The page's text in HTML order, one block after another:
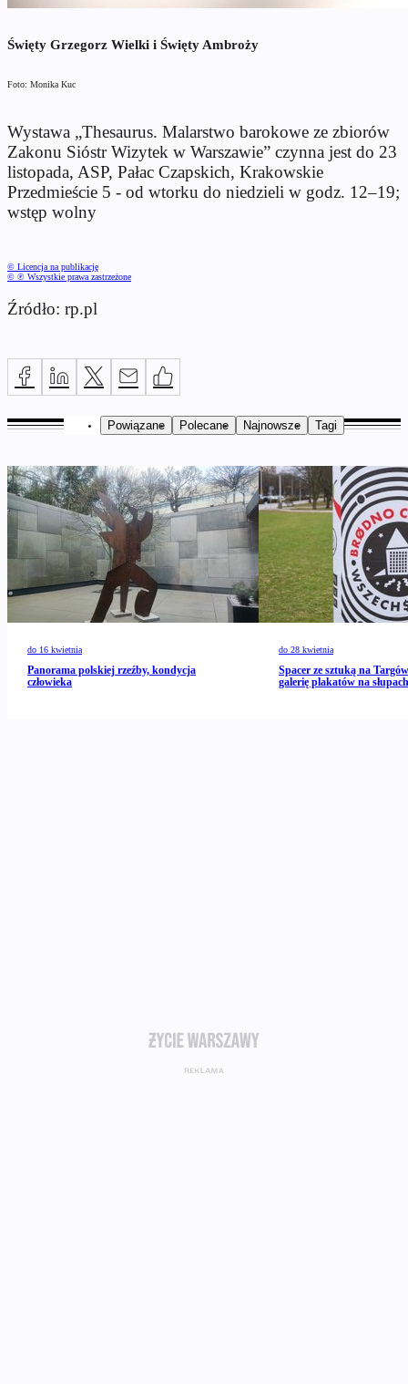
Święty Grzegorz Wielki i Święty Ambroży
Foto: Monika Kuc
Wystawa „Thesaurus. Malarstwo barokowe ze zbiorów
Zakonu Sióstr Wizytek w Warszawie” czynna jest do 23
listopada, ASP, Pałac Czapskich, Krakowskie
Przedmieście 5 - od wtorku do niedzieli w godz. 12–19;
wstęp wolny
© Licencja na publikację
© ℗ Wszystkie prawa zastrzeżone
Źródło: rp.pl
Powiązane Polecane Najnowsze Tagi
do 16 kwietnia
Panorama polskiej rzeźby, kondycja
człowieka
do 28 kwietnia
Spacer ze sztuką na
galerię plakatów na